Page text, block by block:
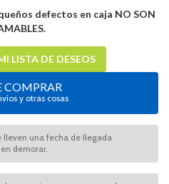
defectos en caja NO SON
LISTA DE DESEOS
COMPRAR
y otras cosas
lleven una fecha de llegada
demorar.